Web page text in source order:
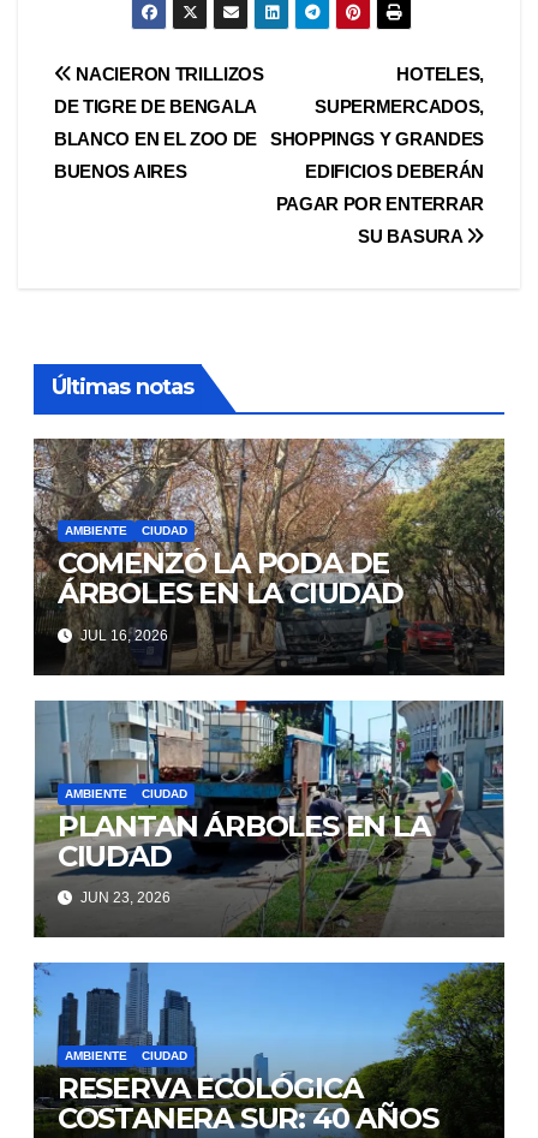
Navegación
de
entradas
HOTELES,
SUPERMERCADOS,
SHOPPINGS Y GRANDES
EDIFICIOS DEBERÁN
PAGAR POR ENTERRAR
SU BASURA
NACIERON TRILLIZOS
DE TIGRE DE BENGALA
BLANCO EN EL ZOO DE
BUENOS AIRES
Últimas notas
AMBIENTE CIUDAD
COMENZÓ LA PODA DE
ÁRBOLES EN LA CIUDAD
JUL 16, 2026
AMBIENTE CIUDAD
PLANTAN ÁRBOLES EN LA
CIUDAD
JUN 23, 2026
AMBIENTE CIUDAD
RESERVA ECOLÓGICA
COSTANERA SUR: 40 AÑOS